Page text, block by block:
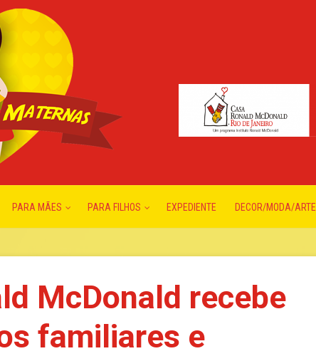
PARA MÃES PARA FILHOS EXPEDIENTE DECOR/MODA/ARTE
McDonald recebe
familiares e